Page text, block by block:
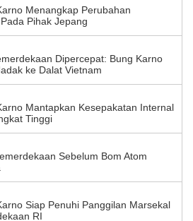
Menangkap Perubahan
Pihak Jepang
Dipercepat: Bung Karno
ke Dalat Vietnam
Mantapkan Kesepakatan Internal
Tinggi
Sebelum Bom Atom
Siap Penuhi Panggilan Marsekal
RI